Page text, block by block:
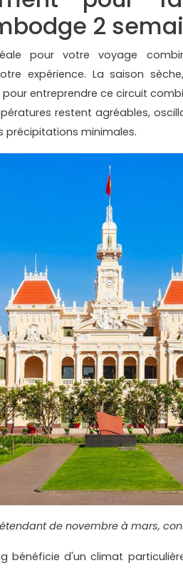
2
pour votre voyage
expérience. La saison
entreprendre ce circuit
restent agréables,
minimales.
de novembre à mars,
bénéficie d'un climat